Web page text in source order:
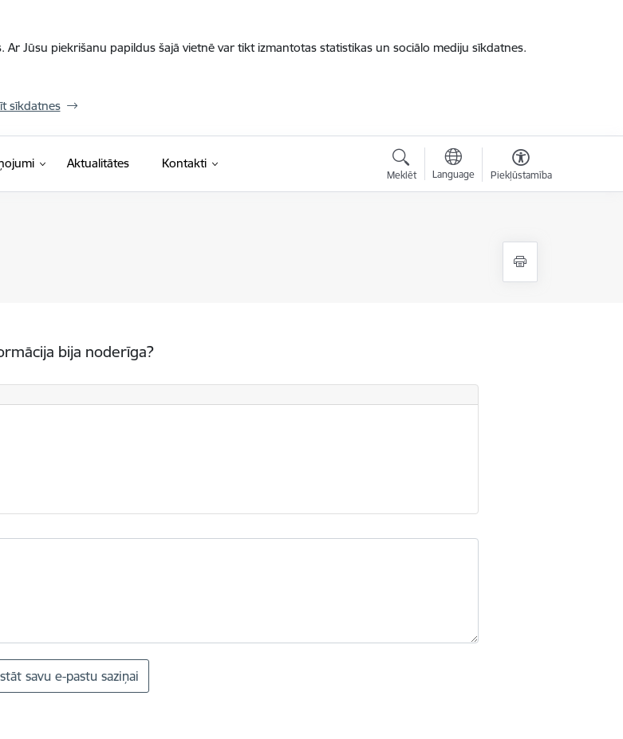
Jūsu piekrišanu papildus šajā vietnē var tikt izmantotas statistikas un sociālo mediju sīkdatnes.
sīkdatnes
Aktualitātes Kontakti
Meklēt Language Piekļūstamība
bija noderīga?
savu e-pastu saziņai